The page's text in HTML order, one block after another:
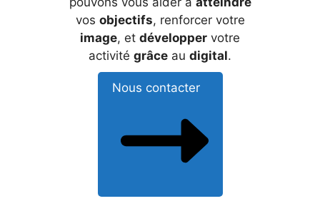
vos objectifs, renforcer votre
image, et développer votre
activité grâce au digital.
Nous contacter